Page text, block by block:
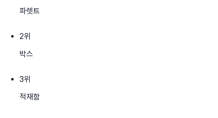
파렛트
2위
박스
3위
적재함